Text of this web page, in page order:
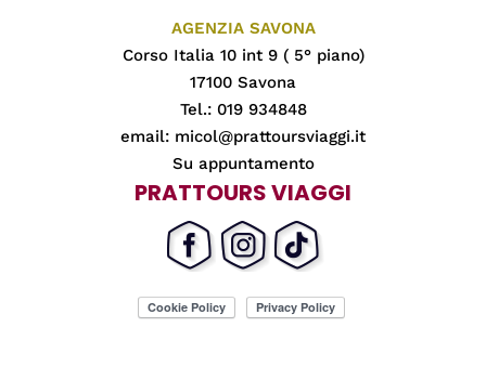
AGENZIA SAVONA
Corso Italia 10 int 9 ( 5° piano)
17100 Savona
Tel.: 019 934848
email: micol@prattoursviaggi.it
Su appuntamento
PRATTOURS VIAGGI